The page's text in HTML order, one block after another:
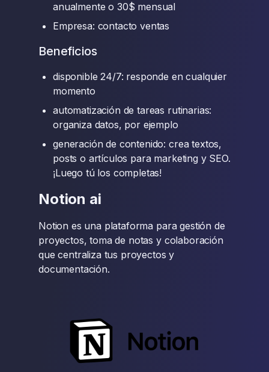
anualmente o 30$ mensual
Empresa: contacto ventas
Beneficios
disponible 24/7: responde en cualquier
momento
automatización de tareas rutinarias:
organiza datos, por ejemplo
generación de contenido: crea textos,
posts o artículos para marketing y SEO.
¡Luego tú los completas!
Notion ai
Notion es una plataforma para gestión de
proyectos, toma de notas y colaboración
que centraliza tus proyectos y
documentación.